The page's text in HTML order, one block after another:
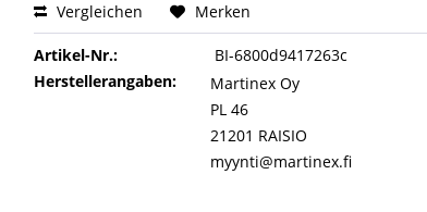
Vergleichen Merken
Artikel-Nr.:
BI-6800d9417263c
Herstellerangaben:
Martinex Oy
PL 46
21201 RAISIO
myynti@martinex.fi